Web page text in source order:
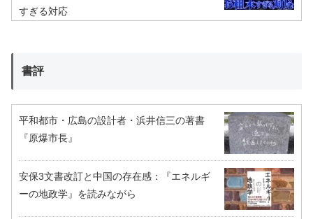
すぎる対応
書評
平和都市・広島の設計者・浜井信三の著書
『原爆市長』
安保3文書改訂と中国の存在感：『エネルギ
ーの地政学』を読みながら